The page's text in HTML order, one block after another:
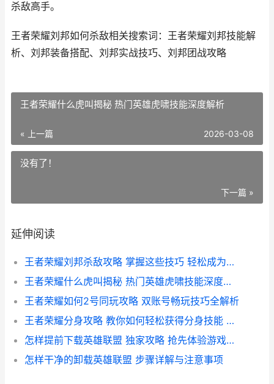
杀敌高手。
王者荣耀刘邦如何杀敌相关搜索词：王者荣耀刘邦技能解
析、刘邦装备搭配、刘邦实战技巧、刘邦团战攻略
王者荣耀什么虎叫揭秘 热门英雄虎啸技能深度解析
« 上一篇 2026-03-08
没有了！
下一篇 »
延伸阅读
王者荣耀刘邦杀敌攻略 掌握这些技巧 轻松成为战场杀敌高手
王者荣耀什么虎叫揭秘 热门英雄虎啸技能深度解析
王者荣耀如何2号同玩攻略 双账号畅玩技巧全解析
王者荣耀分身攻略 教你如何轻松获得分身技能 提升战斗力
怎样提前下载英雄联盟 独家攻略 抢先体验游戏乐趣
怎样干净的卸载英雄联盟 步骤详解与注意事项